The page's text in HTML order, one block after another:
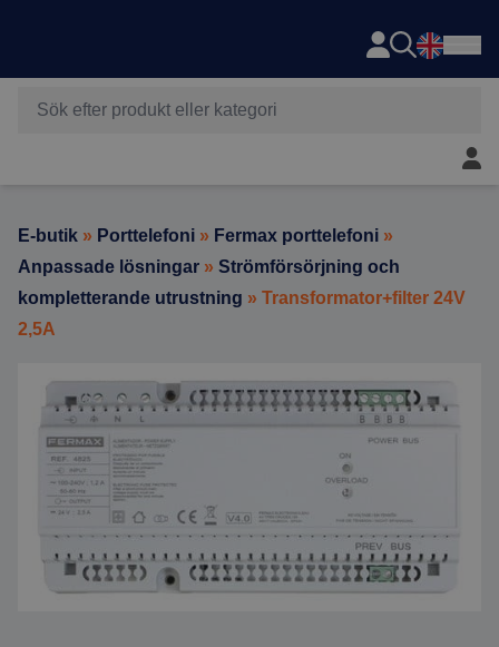
Mitt
E-butik » Porttelefoni » Fermax porttelefoni »
Anpassade lösningar » Strömförsörjning och
kompletterande utrustning » Transformator+filter 24V
2,5A